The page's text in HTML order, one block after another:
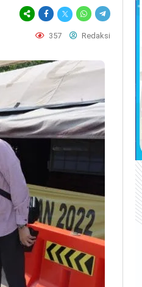
357 Redaksi